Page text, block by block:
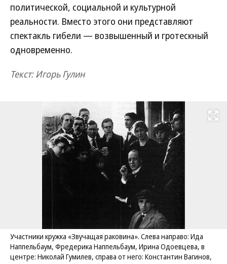
политической, социальной и культурной
реальности. Вместо этого они представляют
спектакль гибели — возвышенный и гротескный
одновременно.
Текст: Игорь Гулин
Развернуть
Участники кружка «Звучащая раковина». Слева направо: Ида
Наппельбаум, Фредерика Наппельбаум, Ирина Одоевцева, в
центре: Николай Гумилев, справа от него: Константин Вагинов,